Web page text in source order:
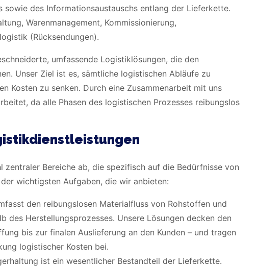
des Informationsaustauschs entlang der Lieferkette.
Warenmanagement, Kommissionierung,
(Rücksendungen).
umfassende Logistiklösungen, die den
Unser Ziel ist es, sämtliche logistischen Abläufe zu
Kosten zu senken. Durch eine Zusammenarbeit mit uns
da alle Phasen des logistischen Prozesses reibungslos
Bereiche ab, die spezifisch auf die Bedürfnisse von
wichtigsten Aufgaben, die wir anbieten:
den reibungslosen Materialfluss von Rohstoffen und
des Herstellungsprozesses. Unsere Lösungen decken den
bis zur finalen Auslieferung an den Kunden – und tragen
logistischer Kosten bei.
ist ein wesentlicher Bestandteil der Lieferkette.